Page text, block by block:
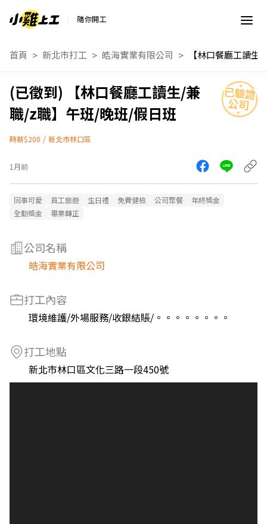
隨你開工
首頁 新北市打工 皓海實業有限公司
【林口餐廳工讀生/兼
職/z職】午班/晚班/假日班
時薪$200 / 新北市林口區
1月前
同事可愛 員工旅遊 生日禮 免費健檢 公司聚餐
年終獎金
全勤獎金
畢業轉正
公司名稱
皓海實業有限公司
打工內容
環境維護/外場服務/收銀結賬/。。。。。。。。
打工地點
新北市林口區文化三路一段450號